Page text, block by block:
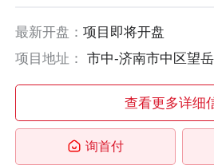
最新开盘：项目即将开盘
项目地址： 市中-济南市中区望
查看更多详细
询首付